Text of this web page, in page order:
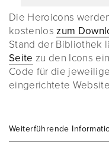
Die Heroicons
kostenloszum
Stand der Bibliothek
Seite zu den Icons
Code für die
eingerichtete
Weiterführende